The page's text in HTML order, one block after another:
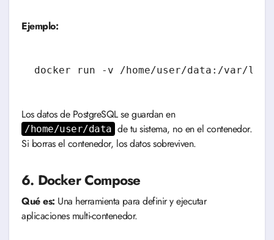
Ejemplo:
Los datos de PostgreSQL se guardan en
/home/user/data de tu sistema, no en el contenedor.
Si borras el contenedor, los datos sobreviven.
6. Docker Compose
Qué es: Una herramienta para definir y ejecutar
aplicaciones multi-contenedor.